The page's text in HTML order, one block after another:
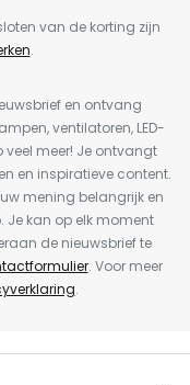
van de korting zijn
.
en ontvang
ventilatoren, LED-
meer! Je ontvangt
en inspiratieve content.
mening belangrijk en
Je kan op elk moment
de nieuwsbrief te
. Voor meer
.